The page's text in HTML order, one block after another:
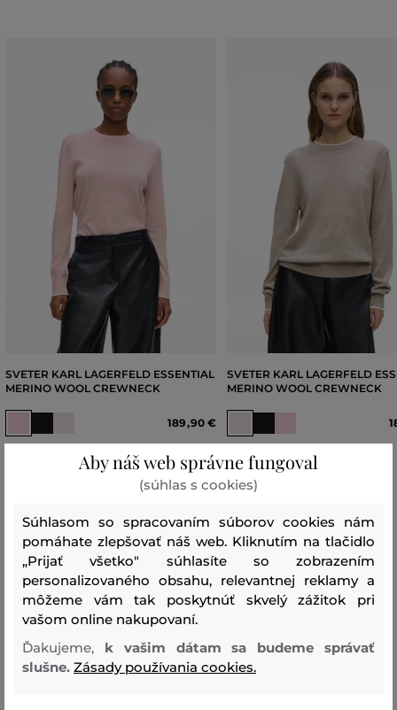
SVETER KARL LAGERFELD ESSENTIAL
MERINO WOOL CREWNECK
189,90 €
SVETER KARL LAGERFELD
MERINO WOOL CREWNECK
XS, S XL +1 ďalšia
Tabuľka veľkostí Karl Lagerfeld
VEĽKOSŤ
GLOBAL
VEĽKOSŤ
IT
HRUDNÍK
(cm) [A]
(cm)
BOKY
RAMENÁ
Aby náš web správne fungoval
(súhlas s cookies)
Súhlasom so spracovaním súborov cookies nám
pomáhate zlepšovať náš web. Kliknutím na tlačidlo
„Prijať všetko" súhlasíte so zobrazením
personalizovaného obsahu, relevantnej reklamy a
môžeme vám tak poskytnúť skvelý zážitok pri
vašom online nakupovaní.
Ďakujeme, k vašim dátam sa budeme správať
slušne. Zásady používania cookies.